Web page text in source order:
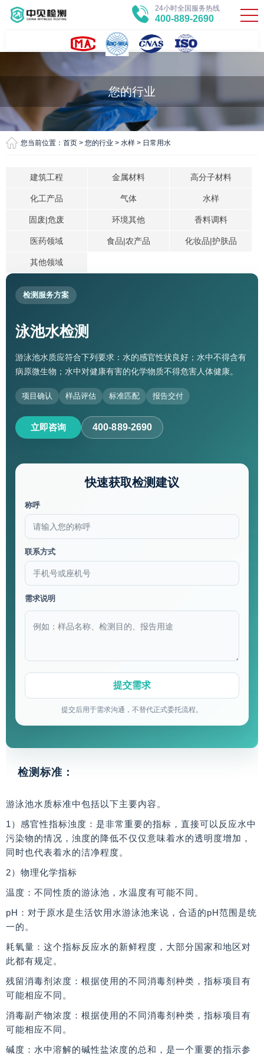
24小时全国服务热线
400-889-2690
您的行业
您当前位置： 首页 > 您的行业 > 水样 > 日常用水
建筑工程 金属材料 高分子材料
化工产品 气体 水样
固废|危废 环境其他 香料调料
医药领域 食品|农产品 化妆品|护肤品
其他领域
检测服务方案
泳池水检测
游泳池水质应符合下列要求：水的感官性状良好；水中不得含有
病原微生物；水中对健康有害的化学物质不得危害人体健康。
项目确认 样品评估 标准匹配 报告交付
立即咨询 400-889-2690
快速获取检测建议
称呼
联系方式
需求说明
提交后用于需求沟通，不替代正式委托流程。
检测标准：
游泳池水质标准中包括以下主要内容。
1）感官性指标浊度：是非常重要的指标，直接可以反应水中
污染物的情况，浊度的降低不仅仅意味着水的透明度增加，
同时也代表着水的洁净程度。
2）物理化学指标
温度：不同性质的游泳池，水温度有可能不同。
pH：对于原水是生活饮用水游泳池来说，合适的pH范围是统
一的。
耗氧量：这个指标反应水的新鲜程度，大部分国家和地区对
此都有规定。
残留消毒剂浓度：根据使用的不同消毒剂种类，指标项目有
可能相应不同。
消毒副产物浓度：根据使用的不同消毒剂种类，指标项目有
可能相应不同。
碱度：水中溶解的碱性盐浓度的总和，是一个重要的指示参